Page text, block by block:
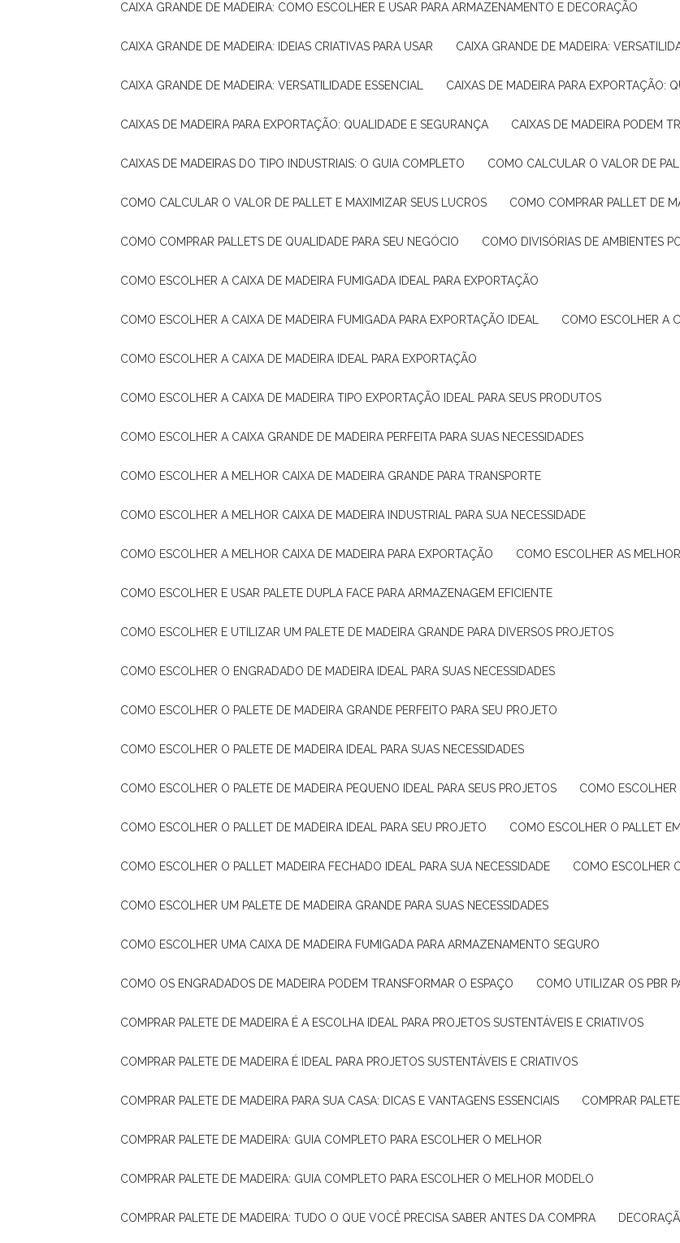
CAIXA GRANDE DE MADEIRA: COMO ESCOLHER E USAR PARA ARMAZENAMENTO E DECORAÇÃO
CAIXA GRANDE DE MADEIRA: IDEIAS CRIATIVAS PARA USAR CAIXA GRANDE DE MADEIRA:
CAIXA GRANDE DE MADEIRA: VERSATILIDADE ESSENCIAL CAIXAS DE MADEIRA PARA EXPORTAÇÃO:
CAIXAS DE MADEIRA PARA EXPORTAÇÃO: QUALIDADE E SEGURANÇA CAIXAS DE MADEIRA PODEM
CAIXAS DE MADEIRAS DO TIPO INDUSTRIAIS: O GUIA COMPLETO COMO CALCULAR O VALOR DE
COMO CALCULAR O VALOR DE PALLET E MAXIMIZAR SEUS LUCROS COMO COMPRAR PALLET DE
COMO COMPRAR PALLETS DE QUALIDADE PARA SEU NEGÓCIO COMO DIVISÓRIAS DE AMBIENTES
COMO ESCOLHER A CAIXA DE MADEIRA FUMIGADA IDEAL PARA EXPORTAÇÃO
COMO ESCOLHER A CAIXA DE MADEIRA FUMIGADA PARA EXPORTAÇÃO IDEAL COMO ESCOLHER A
COMO ESCOLHER A CAIXA DE MADEIRA IDEAL PARA EXPORTAÇÃO
COMO ESCOLHER A CAIXA DE MADEIRA TIPO EXPORTAÇÃO IDEAL PARA SEUS PRODUTOS
COMO ESCOLHER A CAIXA GRANDE DE MADEIRA PERFEITA PARA SUAS NECESSIDADES
COMO ESCOLHER A MELHOR CAIXA DE MADEIRA GRANDE PARA TRANSPORTE
COMO ESCOLHER A MELHOR CAIXA DE MADEIRA INDUSTRIAL PARA SUA NECESSIDADE
COMO ESCOLHER A MELHOR CAIXA DE MADEIRA PARA EXPORTAÇÃO COMO ESCOLHER AS
COMO ESCOLHER E USAR PALETE DUPLA FACE PARA ARMAZENAGEM EFICIENTE
COMO ESCOLHER E UTILIZAR UM PALETE DE MADEIRA GRANDE PARA DIVERSOS PROJETOS
COMO ESCOLHER O ENGRADADO DE MADEIRA IDEAL PARA SUAS NECESSIDADES
COMO ESCOLHER O PALETE DE MADEIRA GRANDE PERFEITO PARA SEU PROJETO
COMO ESCOLHER O PALETE DE MADEIRA IDEAL PARA SUAS NECESSIDADES
COMO ESCOLHER O PALETE DE MADEIRA PEQUENO IDEAL PARA SEUS PROJETOS COMO
COMO ESCOLHER O PALLET DE MADEIRA IDEAL PARA SEU PROJETO COMO ESCOLHER O PALLET
COMO ESCOLHER O PALLET MADEIRA FECHADO IDEAL PARA SUA NECESSIDADE COMO ESCOLHER
COMO ESCOLHER UM PALETE DE MADEIRA GRANDE PARA SUAS NECESSIDADES
COMO ESCOLHER UMA CAIXA DE MADEIRA FUMIGADA PARA ARMAZENAMENTO SEGURO
COMO OS ENGRADADOS DE MADEIRA PODEM TRANSFORMAR O ESPAÇO COMO UTILIZAR OS PBR
COMPRAR PALETE DE MADEIRA É A ESCOLHA IDEAL PARA PROJETOS SUSTENTÁVEIS E CRIATIVOS
COMPRAR PALETE DE MADEIRA É IDEAL PARA PROJETOS SUSTENTÁVEIS E CRIATIVOS
COMPRAR PALETE DE MADEIRA PARA SUA CASA: DICAS E VANTAGENS ESSENCIAIS COMPRAR
COMPRAR PALETE DE MADEIRA: GUIA COMPLETO PARA ESCOLHER O MELHOR
COMPRAR PALETE DE MADEIRA: GUIA COMPLETO PARA ESCOLHER O MELHOR MODELO
COMPRAR PALETE DE MADEIRA: TUDO O QUE VOCÊ PRECISA SABER ANTES DA COMPRA